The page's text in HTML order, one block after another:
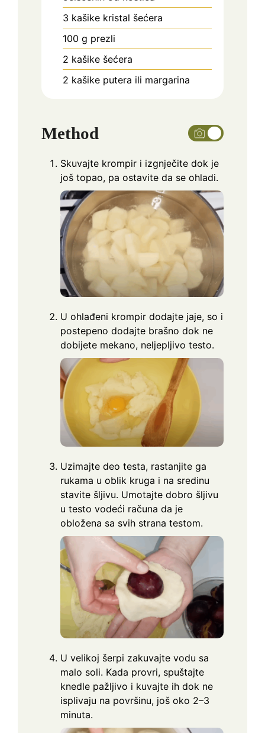
3 kašike kristal šećera
100 g prezli
2 kašike šećera
2 kašike putera ili margarina
Method
Skuvajte krompir i izgnječite dok je
još topao, pa ostavite da se ohladi.
U ohlađeni krompir dodajte jaje, so i
postepeno dodajte brašno dok ne
dobijete mekano, neljepljivo testo.
Uzimajte deo testa, rastanjite ga
rukama u oblik kruga i na sredinu
stavite šljivu. Umotajte dobro šljivu
u testo vodeći računa da je
obložena sa svih strana testom.
U velikoj šerpi zakuvajte vodu sa
malo soli. Kada provri, spuštajte
knedle pažljivo i kuvajte ih dok ne
isplivaju na površinu, još oko 2–3
minuta.